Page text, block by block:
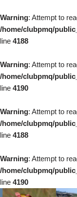
Warning: Attempt to
/home/clubpmq/
line 4188
Warning: Attempt to
/home/clubpmq/
line 4190
Warning: Attempt to
/home/clubpmq/
line 4188
Warning: Attempt to
/home/clubpmq/
line 4190